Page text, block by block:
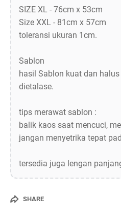
SIZE XL - 76cm x 53cm
Size XXL - 81cm x 57cm
toleransi ukuran 1cm.
Sablon
hasil Sablon kuat dan
dietalase.
tips merawat sablon :
balik kaos saat mencuci,
jangan menyetrika tepat
tersedia juga lengan
SHARE